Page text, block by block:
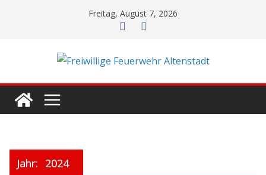
Freitag, August 7, 2026
Jahr: 2024